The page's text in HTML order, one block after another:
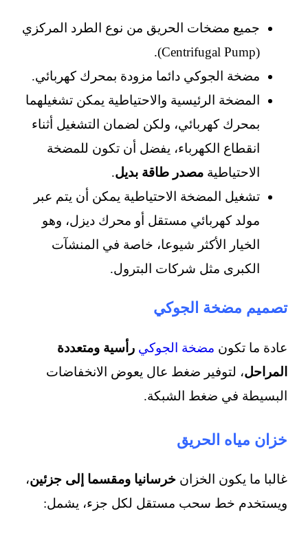
جميع مضخات الحريق من نوع الطرد المركزي
(Centrifugal Pump).
مضخة الجوكي دائما مزودة بمحرك كهربائي.
المضخة الرئيسية والاحتياطية يمكن تشغيلهما
بمحرك كهربائي، ولكن لضمان التشغيل أثناء
انقطاع الكهرباء، يفضل أن تكون للمضخة
الاحتياطية مصدر طاقة بديل.
تشغيل المضخة الاحتياطية يمكن أن يتم عبر
مولد كهربائي مستقل أو محرك ديزل، وهو
الخيار الأكثر شيوعا، خاصة في المنشآت
الكبرى مثل شركات البترول.
تصميم مضخة الجوكي
عادة ما تكون مضخة الجوكي رأسية ومتعددة
المراحل، لتوفير ضغط عال يعوض الانخفاضات
البسيطة في ضغط الشبكة.
خزان مياه الحريق
غالبا ما يكون الخزان خرسانيا ومقسما إلى جزئين،
ويستخدم خط سحب مستقل لكل جزء، يشمل: